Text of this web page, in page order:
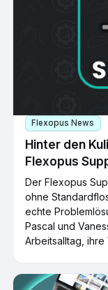
Flexopus News
Hinter den
Flexopus
Der Flexopus
ohne
echte
Pascal und
Arbeitsalltag,